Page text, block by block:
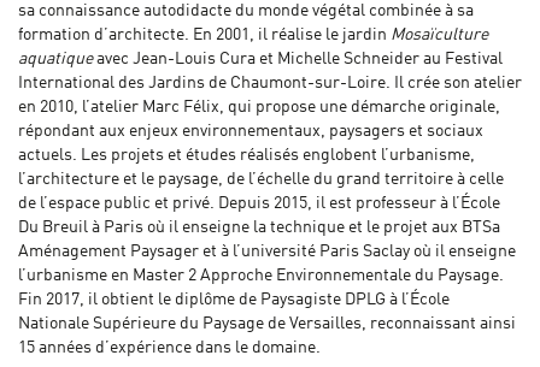
sa connaissance autodidacte du monde végétal combinée à sa
formation d’architecte. En 2001, il réalise le jardin Mosaïculture
aquatiqueavec Jean-Louis Cura et Michelle Schneider au Festival
International des Jardins de Chaumont-sur-Loire. Il crée son atelier
en 2010, l’atelier Marc Félix, qui propose une démarche originale,
répondant aux enjeux environnementaux, paysagers et sociaux
actuels. Les projets et études réalisés englobent l’urbanisme,
l’architecture et le paysage, de l’échelle du grand territoire à celle
de l’espace public et privé. Depuis 2015, il est professeur à l’École
Du Breuil à Paris où il enseigne la technique et le projet aux BTSa
Aménagement Paysager et à l’université Paris Saclay où il enseigne
l’urbanisme en Master 2 Approche Environnementale du Paysage.
Fin 2017, il obtient le diplôme de Paysagiste DPLG à l’École
Nationale Supérieure du Paysage de Versailles, reconnaissant ainsi
15 années d’expérience dans le domaine.